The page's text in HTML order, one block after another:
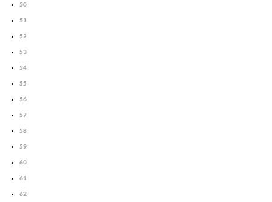
50
51
52
53
54
55
56
57
58
59
60
61
62